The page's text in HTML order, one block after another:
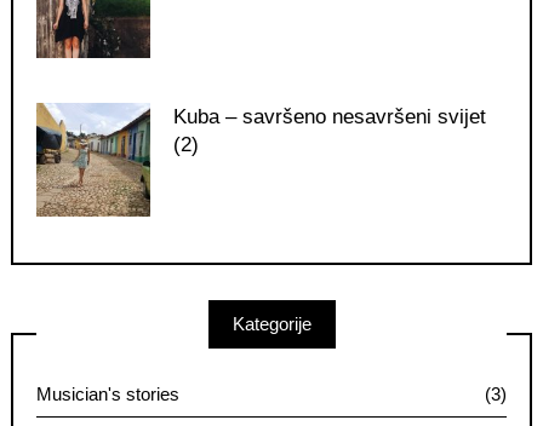
Kuba – savršeno nesavršeni svijet
(2)
Kategorije
Musician's stories (3)